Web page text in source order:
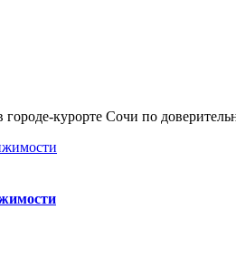
курорте Сочи по